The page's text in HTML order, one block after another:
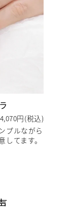
4,070円(税込)
プルながら
てます。